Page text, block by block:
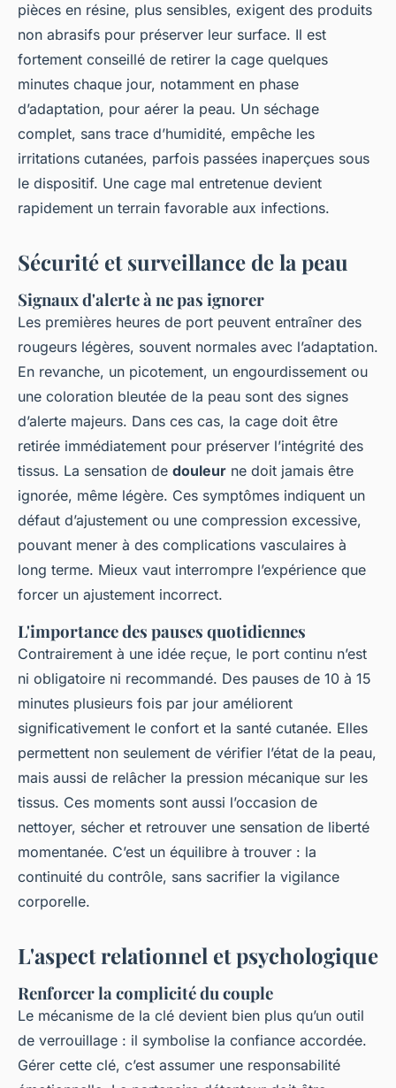
pièces en résine, plus sensibles, exigent des produits
non abrasifs pour préserver leur surface. Il est
fortement conseillé de retirer la cage quelques
minutes chaque jour, notamment en phase
d’adaptation, pour aérer la peau. Un séchage
complet, sans trace d’humidité, empêche les
irritations cutanées, parfois passées inaperçues sous
le dispositif. Une cage mal entretenue devient
rapidement un terrain favorable aux infections.
Sécurité et surveillance de la peau
Signaux d'alerte à ne pas ignorer
Les premières heures de port peuvent entraîner des
rougeurs légères, souvent normales avec l’adaptation.
En revanche, un picotement, un engourdissement ou
une coloration bleutée de la peau sont des signes
d’alerte majeurs. Dans ces cas, la cage doit être
retirée immédiatement pour préserver l’intégrité des
tissus. La sensation de douleur ne doit jamais être
ignorée, même légère. Ces symptômes indiquent un
défaut d’ajustement ou une compression excessive,
pouvant mener à des complications vasculaires à
long terme. Mieux vaut interrompre l’expérience que
forcer un ajustement incorrect.
L'importance des pauses quotidiennes
Contrairement à une idée reçue, le port continu n’est
ni obligatoire ni recommandé. Des pauses de 10 à 15
minutes plusieurs fois par jour améliorent
significativement le confort et la santé cutanée. Elles
permettent non seulement de vérifier l’état de la peau,
mais aussi de relâcher la pression mécanique sur les
tissus. Ces moments sont aussi l’occasion de
nettoyer, sécher et retrouver une sensation de liberté
momentanée. C’est un équilibre à trouver : la
continuité du contrôle, sans sacrifier la vigilance
corporelle.
L'aspect relationnel et psychologique
Renforcer la complicité du couple
Le mécanisme de la clé devient bien plus qu’un outil
de verrouillage : il symbolise la confiance accordée.
Gérer cette clé, c’est assumer une responsabilité